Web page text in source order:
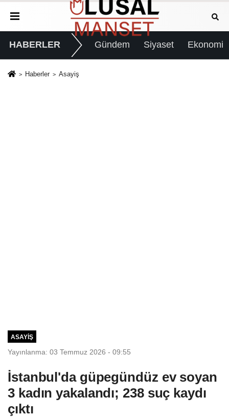
HABERLER Gündem Siyaset Ekonomi
Haberler Asayiş
ASAYIŞ
Yayınlanma: 03 Temmuz 2026 - 09:55
İstanbul'da güpegündüz ev soyan
3 kadın yakalandı; 238 suç kaydı
çıktı